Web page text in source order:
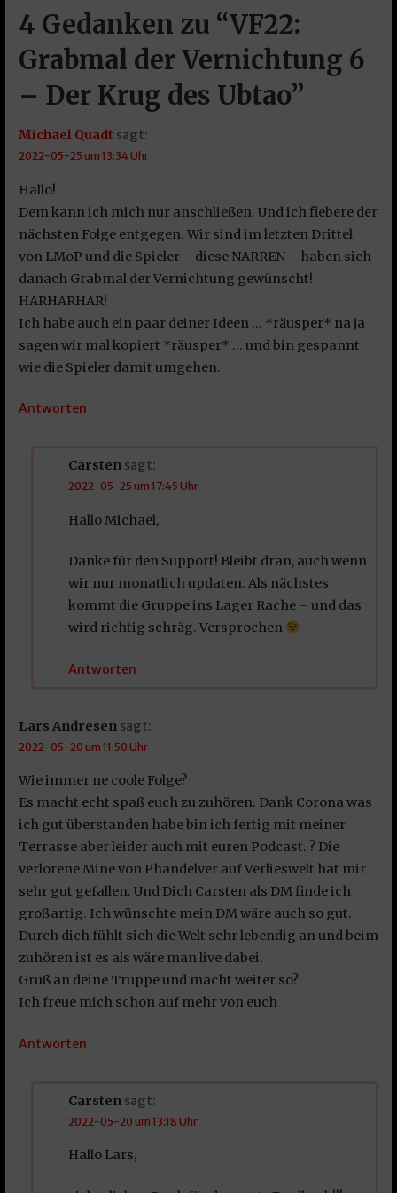
4 Gedanken zu “VF22:
Grabmal der Vernichtung 6
– Der Krug des Ubtao”
Michael Quadt sagt:
2022-05-25 um 13:34 Uhr
Hallo!
Dem kann ich mich nur anschließen. Und ich fiebere der
nächsten Folge entgegen. Wir sind im letzten Drittel
von LMoP und die Spieler – diese NARREN – haben sich
danach Grabmal der Vernichtung gewünscht!
HARHARHAR!
Ich habe auch ein paar deiner Ideen … *räusper* na ja
sagen wir mal kopiert *räusper* … und bin gespannt
wie die Spieler damit umgehen.
Antworten
Carsten sagt:
2022-05-25 um 17:45 Uhr
Hallo Michael,
Danke für den Support! Bleibt dran, auch wenn
wir nur monatlich updaten. Als nächstes
kommt die Gruppe ins Lager Rache – und das
wird richtig schräg. Versprochen
Antworten
Lars Andresen sagt:
2022-05-20 um 11:50 Uhr
Wie immer ne coole Folge?
Es macht echt spaß euch zu zuhören. Dank Corona was
ich gut überstanden habe bin ich fertig mit meiner
Terrasse aber leider auch mit euren Podcast. ? Die
verlorene Mine von Phandelver auf Verlieswelt hat mir
sehr gut gefallen. Und Dich Carsten als DM finde ich
großartig. Ich wünschte mein DM wäre auch so gut.
Durch dich fühlt sich die Welt sehr lebendig an und beim
zuhören ist es als wäre man live dabei.
Gruß an deine Truppe und macht weiter so?
Ich freue mich schon auf mehr von euch
Antworten
Carsten sagt:
2022-05-20 um 13:18 Uhr
Hallo Lars,